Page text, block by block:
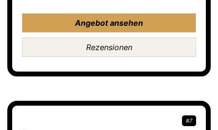
Angebot ansehen
Rezensionen
#7